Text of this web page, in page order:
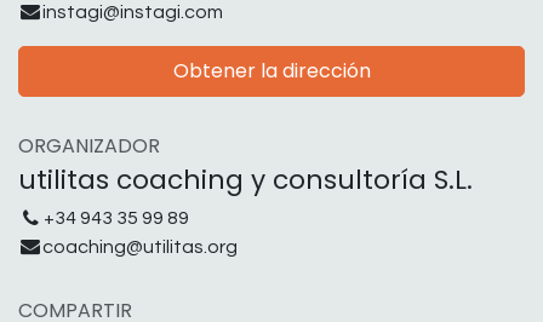
instagi@instagi.com
Obtener la dirección
ORGANIZADOR
utilitas coaching y consultoría S.L.
+34 943 35 99 89
coaching@utilitas.org
COMPARTIR